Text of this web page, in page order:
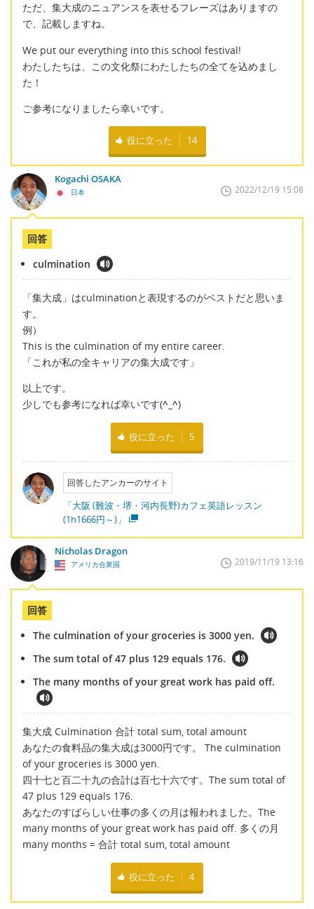
ただ、集大成のニュアンスを表せるフレーズはありますの
で、記載しますね。
We put our everything into this school festival!
わたしたちは、この文化祭にわたしたちの全てを込めまし
た！
ご参考になりましたら幸いです。
役に立った 14
Kogachi OSAKA
日本 2022/12/19 15:08
回答
culmination
「集大成」はculminationと表現するのがベストだと思いま
す。
例）
This is the culmination of my entire career.
「これが私の全キャリアの集大成です」
以上です。
少しでも参考になれば幸いです(^_^)
役に立った 5
回答したアンカーのサイト
「大阪 (難波・堺・河内長野)カフェ英語レッスン
(1h1666円～)」
Nicholas Dragon
アメリカ合衆国 2019/11/19 13:16
回答
The culmination of your groceries is 3000 yen.
The sum total of 47 plus 129 equals 176.
The many months of your great work has paid off.
集大成 Culmination 合計 total sum, total amount
あなたの食料品の集大成は3000円です。 The culmination
of your groceries is 3000 yen.
四十七と百二十九の合計は百七十六です。The sum total of
47 plus 129 equals 176.
あなたのすばらしい仕事の多くの月は報われました。The
many months of your great work has paid off. 多くの月
many months = 合計 total sum, total amount
役に立った 4